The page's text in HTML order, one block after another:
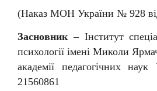
(Наказ МОН України № 928
Засновник – Інститут
психології імені Миколи
академії педагогічних
21560861